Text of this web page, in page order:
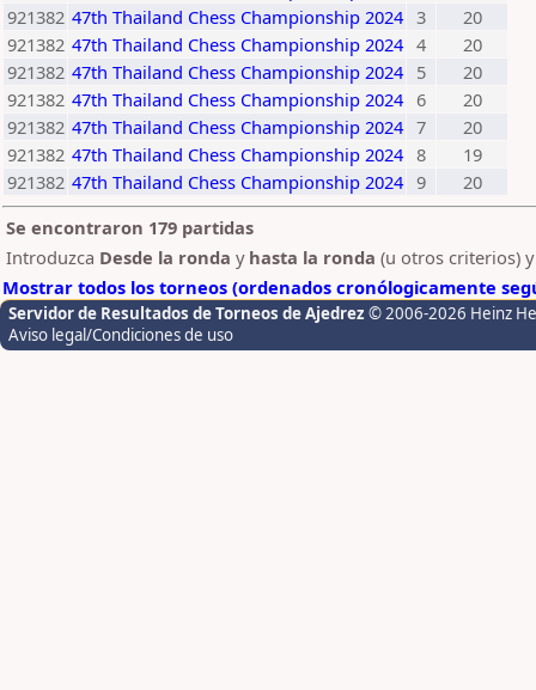
921382 47th Thailand Chess Championship 2024 3
20
921382 47th Thailand Chess Championship 2024 4
20
921382 47th Thailand Chess Championship 2024 5
20
921382 47th Thailand Chess Championship 2024 6
20
921382 47th Thailand Chess Championship 2024 7
20
921382 47th Thailand Chess Championship 2024 8
19
921382 47th Thailand Chess Championship 2024 9
20
Se encontraron 179 partidas
Introduzca Desde la ronda y hasta la ronda (u otros criterios)
Mostrar todos los torneos (ordenados cronólogicamente
Servidor de Resultados de Torneos de Ajedrez © 2006-2026 Heinz
Aviso legal/Condiciones de uso